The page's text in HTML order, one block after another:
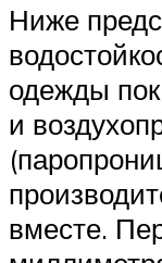
Ниже
одежды
и
вместе.